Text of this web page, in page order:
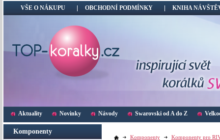
VŠE O NÁKUPU OBCHODNÍ PODMÍNKY KNIHA
Aktuality Novinky Návody Swarovski od A do Z
Komponenty
Komponenty
Komponenty pro